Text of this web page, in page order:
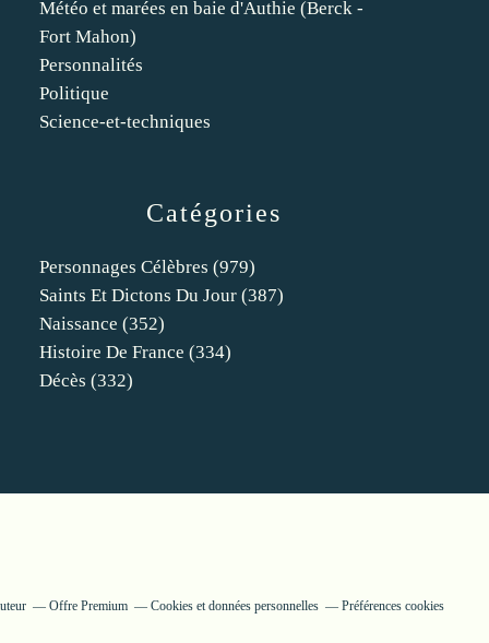
Catégories
Personnages Célèbres (979)
Saints Et Dictons Du Jour (387)
Naissance (352)
Histoire De France (334)
Décès (332)
Météo et marées en baie d'Authie (Berck -
Fort Mahon)
Personnalités
Politique
Science-et-techniques
Offre Premium Cookies et données personnelles Préférences cookies